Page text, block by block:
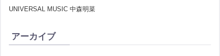
UNIVERSAL MUSIC 中森明菜
アーカイブ